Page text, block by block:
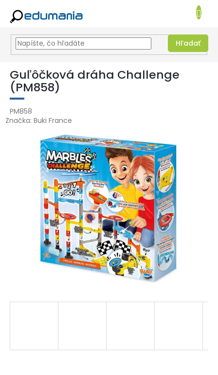
Prejsť
obsah
Hľadať
KOŠÍK
Guľôčková dráha Challenge
(PM858)
PM858
Značka: Buki France